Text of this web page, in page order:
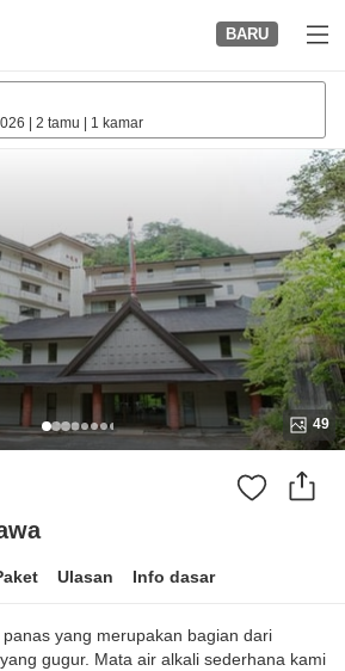
BARU
2 tamu 1 kamar
49
Ulasan Info dasar
yang merupakan bagian dari
gugur. Mata air alkali sederhana kami